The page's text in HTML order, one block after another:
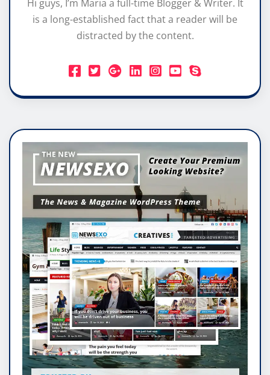
Hi guys, I’m Maria a full-time Blogger & Writer. It
is a long-established fact that a reader will be
distracted by the content.